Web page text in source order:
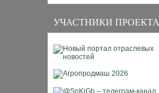
УЧАСТНИКИ ПРОЕКТА